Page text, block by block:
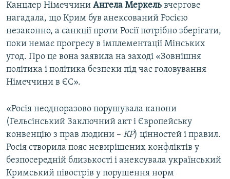
Усі сайти RFE/RL
Канцлер Німеччини Ангела Меркель вчергове
нагадала, що Крим був анексований Росією
незаконно, а санкції проти Росії потрібно зберігати,
поки немає прогресу в імплементації Мінських
угод. Про це вона заявила на заході «Зовнішня
політика і політика безпеки під час головування
Німеччини в ЄС».
«Росія неодноразово порушувала канони
(Гельсінський Заключний акт і Європейську
конвенцію з прав людини – КР) цінностей і правил.
Росія створила пояс невирішених конфліктів у
безпосередній близькості і анексувала український
Кримський півострів у порушення норм